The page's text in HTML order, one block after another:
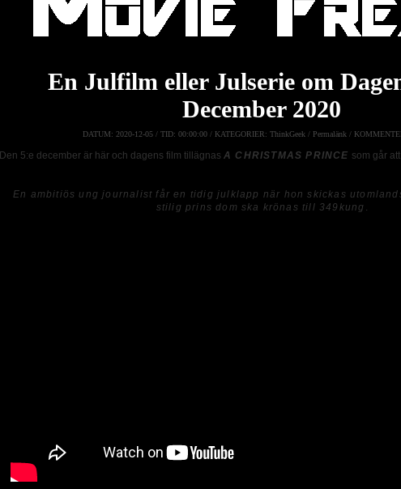
En Julfilm eller Julserie om
December 2020
DATUM: 2020-12-05 / TID: 00:00:00 / KATEGORIER: ThinkGeek / Permalänk /
Den 5:e december är här och dagens film tillägnas A CHRISTMAS PRINCE som går
En ambitiös ung journalist får en tidig julklapp när hon skickas
stilig prins dom ska krönas till 349kung .